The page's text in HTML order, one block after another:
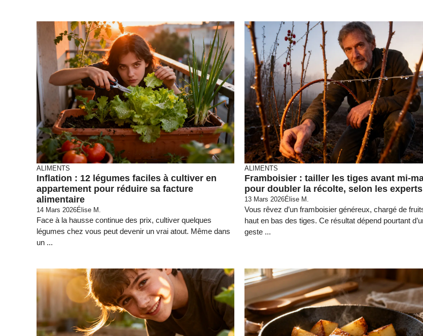
ALIMENTS
Inflation : 12 légumes faciles à cultiver en
appartement pour réduire sa facture
alimentaire
14 Mars 2026Élise M.
Face à la hausse continue des prix, cultiver quelques
légumes chez vous peut devenir un vrai atout. Même dans
un ...
ALIMENTS
Framboisier : tailler les tiges avant mi-
pour doubler la récolte, selon les experts
13 Mars 2026Élise M.
Vous rêvez d’un framboisier généreux, chargé de
haut en bas des tiges. Ce résultat dépend pourtant
geste ...